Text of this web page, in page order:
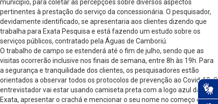
município, para coletar as percepções sobre diversos aspectos
pertinentes à prestação do serviço da concessionária. O pesquisador,
devidamente identificado, se apresentaria aos clientes dizendo que
trabalha para Exata Pesquisa e está fazendo um estudo sobre os
serviços públicos, contratado pela Águas de Camboriú.
O trabalho de campo se estenderá até o fim de julho, sendo que as
visitas ocorrerão inclusive nos finais de semana, entre 8h às 19h. Para
a segurança e tranquilidade dos clientes, os pesquisadores estão
orientados a observar todos os protocolos de prevenção ao Covid-19. O
entrevistador vai estar usando camiseta preta com a logo azul da a
Exata, apresentar o crachá e mencionar o seu nome no começo da